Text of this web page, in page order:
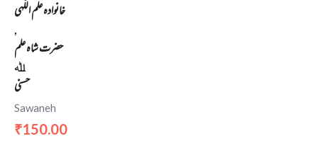
خانوادہ علم اللّہی
,
حضرت شاہ علم
ﷲ
حسنی
Sawaneh
₹150.00